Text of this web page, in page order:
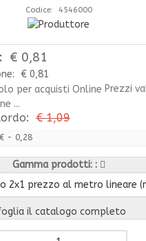
Codice: 4546000
€ 0,81
€ 0,81
Prezzi
...
€ 1,09
€ - 0,28
Gamma prodotti:
il catalogo completo